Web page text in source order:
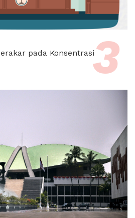
pada Konsentrasi